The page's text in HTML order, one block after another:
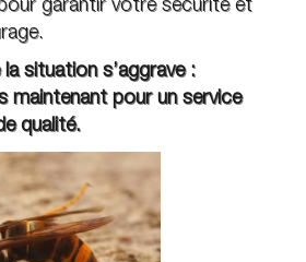
garantir votre sécurité et
situation s’aggrave :
pour un service
qualité.